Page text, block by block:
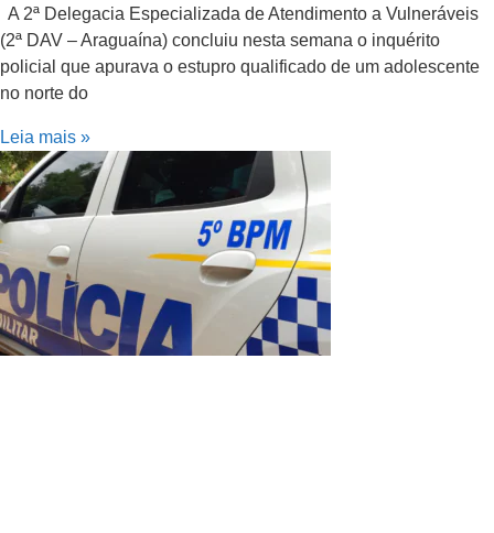
A 2ª Delegacia Especializada de Atendimento a Vulneráveis
(2ª DAV – Araguaína) concluiu nesta semana o inquérito
policial que apurava o estupro qualificado de um adolescente
no norte do
Leia mais »